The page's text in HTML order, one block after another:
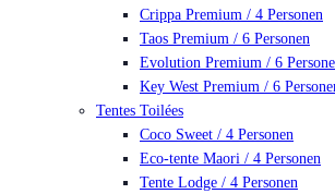
Crippa Premium / 4 Personen
Taos Premium / 6 Personen
Evolution Premium / 6
Key West Premium / 6
Tentes Toilées
Coco Sweet / 4 Personen
Eco-tente Maori / 4 Personen
Tente Lodge / 4 Personen